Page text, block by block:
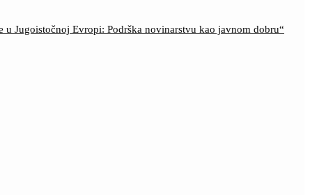
Jugoistočnoj Evropi: Podrška novinarstvu kao javnom dobru“